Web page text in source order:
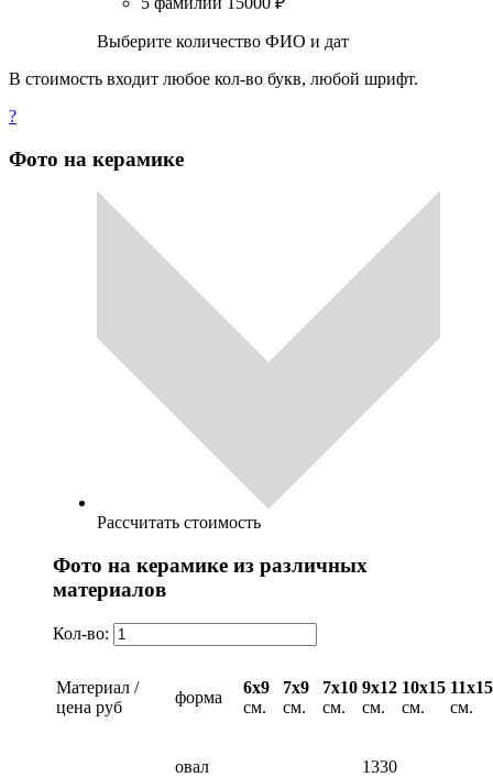
Выберите количество ФИО и дат
В стоимость входит любое кол-во букв, любой шрифт.
?
Фото на керамике
Рассчитать стоимость
Фото на керамике из различных
материалов
Кол-во:
Материал /
цена руб
форма
6х9
см.
7х9
см.
7х10
см.
9х12
см.
10х15
см.
11х15
см.
овал
1330